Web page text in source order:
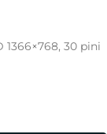
1366×768, 30 pini